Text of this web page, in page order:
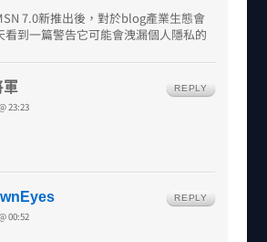
7.0新推出後，對於blog產業生態會
看到一篇警告它可能會洩漏個人隱私的
軍
23:23
REPLY
00:52
REPLY